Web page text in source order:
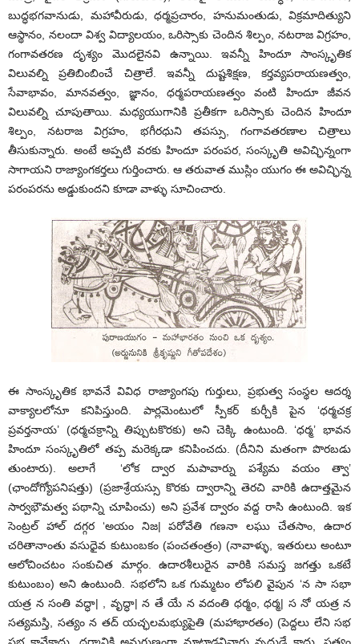
బుద్ధభగవానుడు, మహావీరుడు, ధర్మప్రచారం, హనుమంతుడు, విక్రమాదిత్యుని
ఆస్థానం, నలందా విశ్వ విద్యాలయం, ఒరిస్సాకు చెందిన శిల్పం, నటరాజ విగ్రహం,
గంగావతరణ దృశ్యం మొదలైనవి ఉన్నాయి. ఇవన్నీ హిందూ సాంస్కృతిక
విలువల్ని ప్రతిబింబించే చిత్రాలే. ఇవన్నీ దుష్టశిక్షణ, కర్తవ్యపరాయణత్వం,
సేవాభావం, మానవత్వం, జ్ఞానం, ధర్మపరాయణత్వం వంటి హిందూ జీవన
విలువల్ని చూపుతాయి. మధ్యయుగానికి ప్రతీకగా ఒరిస్సాకు చెందిన హిందూ
శిల్పం, నటరాజ విగ్రహం, భగీరధుని తపస్సు, గంగావతరణాల చిత్రాలు
తీసుకున్నారు. అంటే అప్పటి వరకు హిందూ పరంపర, సంస్కృతి అవిచ్ఛిన్నంగా
సాగాయని రాజ్యాంగకర్తలు గుర్తించారు. ఆ తరువాత ముస్లిం యుగం ఈ అవిచ్ఛిన్న
పరంపరను అడ్డుకుందని కూడా వాళ్ళు సూచించారు.
ఈ సాంస్కృతిక భావనే వివిధ రాజ్యాంగపు గుర్తులు, ప్రభుత్వ సంస్థల ఆదర్శ
వాక్యాలలోనూ కనిపిస్తుంది. పార్లమెంటులో స్పీకర్‌ కుర్చీకి పైన ‘ధర్మచక్ర
ప్రవర్తనాయ’ (ధర్మచక్రాన్ని తిప్పుటకొరకు) అని చెక్కి ఉంటుంది. ‘ధర్మ’ భావన
హిందూ సంస్కృతిలో తప్ప మరెక్కడా కనిపించదు. (దీనిని మతంగా పొరబడు
తుంటారు). అలాగే ‘లోక ద్వార మపావార్ను పశ్యేమ వయం త్వా’
(ఛాందోగ్యోపనిషత్తు) (ప్రజాశ్రేయస్సు కొరకు ద్వారాన్ని తెరచి వారికి ఉదాత్తమైన
సార్వభౌమత్వ పథాన్ని చూపించు) అని ప్రవేశ ద్వారం వద్ద రాసి ఉంటుంది. ఇక
సెంట్రల్‌ హాల్‌ దగ్గర ‘అయం నిజ| పరోవేతి గణనా లఘు చేతసాం, ఉదార
చరితానాంతు వసుధైవ కుటుంబకం (పంచతంత్రం) (నావాళ్ళు, ఇతరులు అంటూ
ఆలోచించటం సంకుచిత మార్గం. ఉదారశీలురైన వారికి సమస్త జగత్తు ఒకటే
కుటుంబం) అని ఉంటుంది. సభలోని ఒక గుమ్మటం లోపలి వైపున ‘న సా సభా
యత్ర న సంతి వద్ధా| , వృద్ధా| న తే యే న వదంతి ధర్మం, ధర్మ| స నో యత్ర న
సత్యమస్తి, సత్యం న తద్‌ యచ్ఛలమభ్యుపైతి (మహాభారతం) (పెద్దలు లేని సభ
సభ కానేకాదు, ధర్మానికి అనుగుణంగా మాట్లాడనివారు వృద్ధుడే కాదు. సత్యం